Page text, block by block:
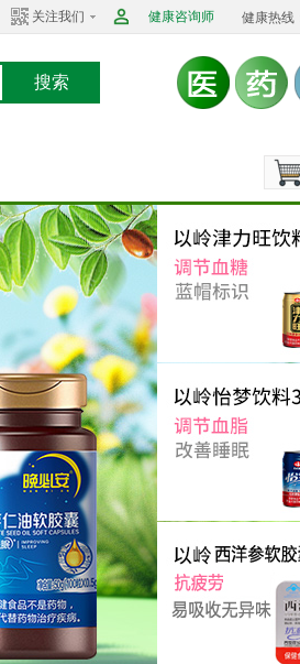
关注我们 健康咨询师 健康热线
搜索